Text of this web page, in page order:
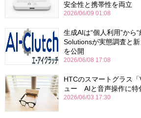
安全性と携帯性を両立
2026/06/09 01:08
生成AIは“個人利用”か
Solutionsが実態調査と新
を公開
2026/06/08 17:08
HTCのスマートグラス
ュー AIと音声操作に特
2026/06/03 17:30